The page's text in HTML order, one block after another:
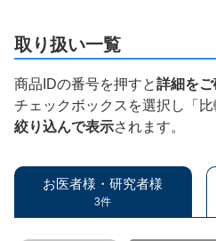
取り扱い一覧
商品IDの番号を押すと詳細を
チェックボックスを選択し「
絞り込んで表示されます。
お医者様・研究者様
3件